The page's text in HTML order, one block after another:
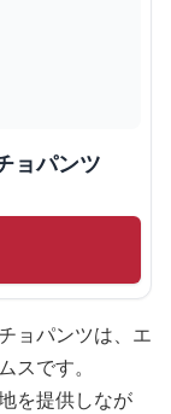
ョパンツ
ョパンツは、エ
スです。
を提供しなが